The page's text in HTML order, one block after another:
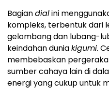
Bagiandialini
kompleks, terbentuk dari
gelombang dan lubang-
keindahan duniakigumi.
membebaskan
sumber cahaya lain di
energi yang cukup untuk